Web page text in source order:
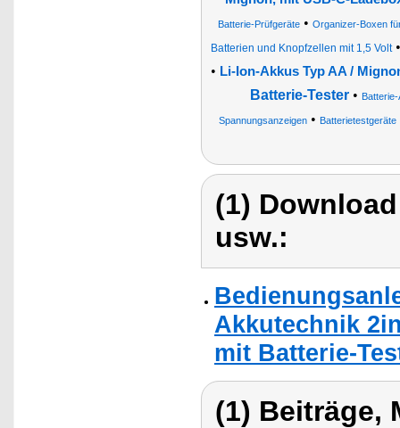
Batterie-Prüfgeräte • Organizer-Boxen
Batterien und Knopfzellen mit 1,5 Volt
• Li-Ion-Akkus Typ AA /
Batterie-Tester•
Spannungsanzeigen• Batterietestgeräte
(1)
usw.:
Akkutechnik
mit Batterie-
(1) Beiträge,